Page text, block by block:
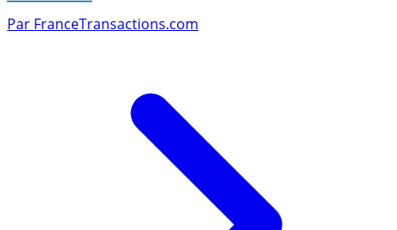
Par FranceTransactions.com